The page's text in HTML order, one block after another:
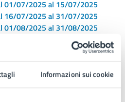
Informazioni sui cookie
01/07/2025 al 15/07/2025
16/07/2025 al 31/07/2025
01/08/2025 al 31/08/2025
01/09/2025 al 15/09/2025
16/09/2025 al 30/09/2025
16/10/2025 al 31/10/2025
01/11/2025 al 15/11/2025